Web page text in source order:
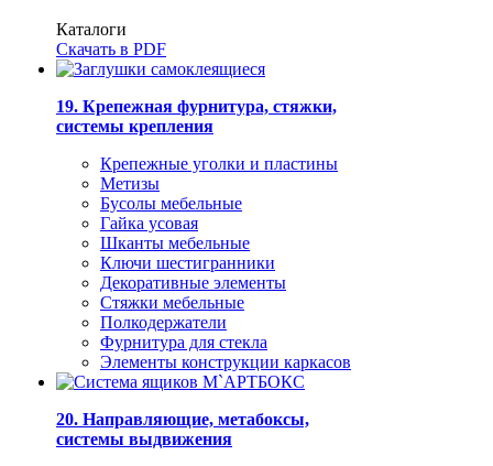
Каталоги
Скачать в PDF
19. Крепежная фурнитура, стяжки,
системы крепления
Крепежные уголки и пластины
Метизы
Бусолы мебельные
Гайка усовая
Шканты мебельные
Ключи шестигранники
Декоративные элементы
Стяжки мебельные
Полкодержатели
Фурнитура для стекла
Элементы конструкции каркасов
20. Направляющие, метабоксы,
системы выдвижения